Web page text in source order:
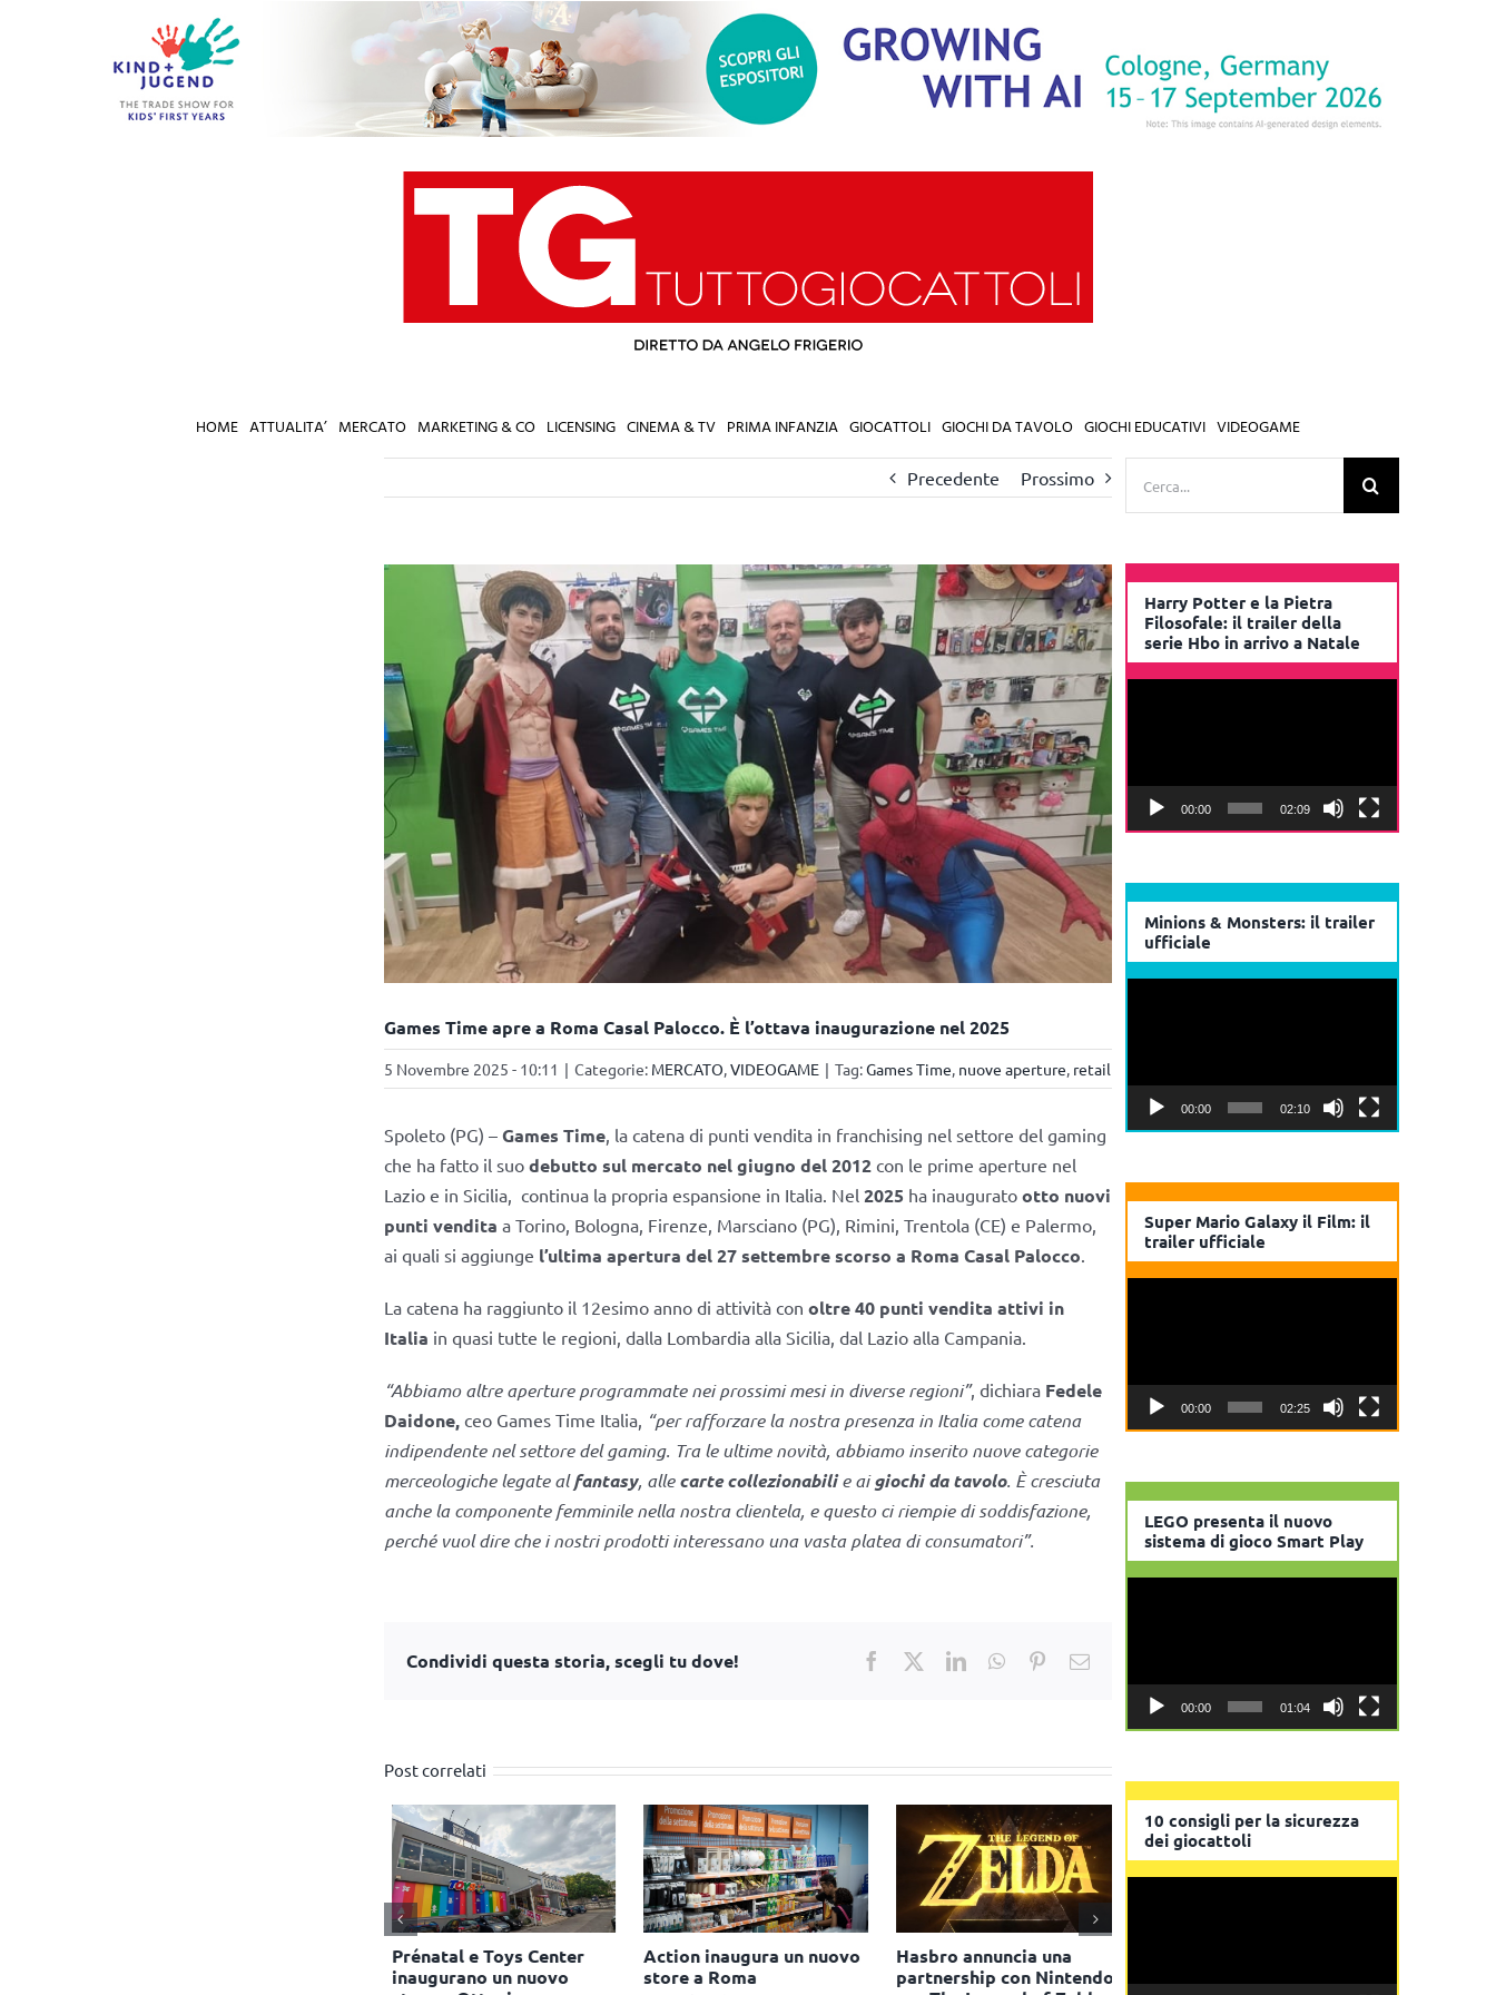
HOME ATTUALITA’ MERCATO MARKETING & CO LICENSING CINEMA & TV PRIMA INFANZIA GIOCATTOLI GIOCHI DA TAVOLO GIOCHI EDUCATIVI VIDEOGAME
Precedente Prossimo
Games Time apre a Roma Casal Palocco. È l’ottava inaugurazione nel 2025
5 Novembre 2025 - 10:11 | Categorie: MERCATO,VIDEOGAME | Tag:Games Time, nuove aperture, retail
Spoleto (PG) – Games Time, la catena di punti vendita in franchising nel settore del gaming
che ha fatto il suo debutto sul mercato nel giugno del 2012 con le prime aperture nel
Lazio e in Sicilia, continua la propria espansione in Italia. Nel 2025 ha inaugurato otto nuovi
punti vendita a Torino, Bologna, Firenze, Marsciano (PG), Rimini, Trentola (CE) e Palermo,
ai quali si aggiunge l’ultima apertura del 27 settembre scorso a Roma Casal Palocco
La catena ha raggiunto il 12esimo anno di attività con oltre 40 punti vendita attivi in
Italia in quasi tutte le regioni, dalla Lombardia alla Sicilia, dal Lazio alla Campania.
“Abbiamo altre aperture programmate nei prossimi mesi in diverse regioni”, dichiara Fedele
Daidone, ceo Games Time Italia, “per rafforzare la nostra presenza in Italia come catena
indipendente nel settore del gaming. Tra le ultime novità, abbiamo inserito nuove categorie
merceologiche legate alfantasy, allecarte collezionabilie aigiochi da tavolo. È cresciuta
anche la componente femminile nella nostra clientela, e questo ci riempie di soddisfazione,
perché vuol dire che i nostri prodotti interessano una vasta platea di consumatori”.
Condividi questa storia, scegli tu dove! Facebook LinkedInWhatsApp
PinterestEmail
Post correlati
Prénatal e Toys Center
inaugurano un nuovo
Action inaugura un nuovo
store a Roma
Hasbro annuncia una
partnership con Nintendo
Harry Potter e la Pietra
Filosofale: il trailer della
serie Hbo in arrivo a Natale
00:00 02:09
Minions & Monsters: il trailer
ufficiale
00:00 02:10
Super Mario Galaxy il Film: il
trailer ufficiale
00:00 02:25
LEGO presenta il nuovo
sistema di gioco Smart Play
00:00 01:04
10 consigli per la sicurezza
dei giocattoli